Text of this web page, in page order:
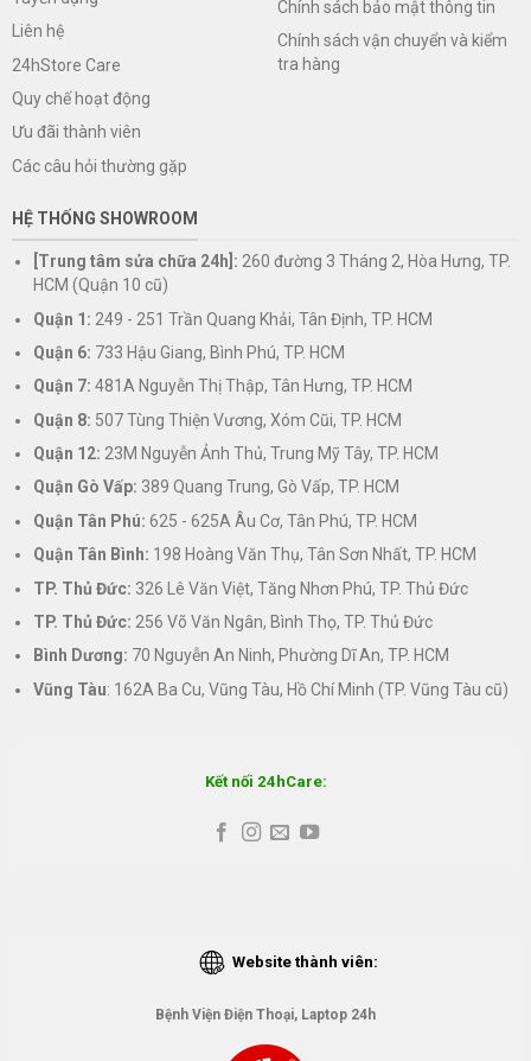
Liên hệ
24hStore Care
Quy chế hoạt động
Ưu đãi thành viên
Các câu hỏi thường gặp
Chính sách bảo mật thông tin
Chính sách vận chuyển và kiểm
tra hàng
HỆ THỐNG SHOWROOM
[Trung tâm sửa chữa 24h]: 260 đường 3 Tháng 2, Hòa Hưng, TP.
HCM (Quận 10 cũ)
Quận 1: 249 - 251 Trần Quang Khải, Tân Định, TP. HCM
Quận 6: 733 Hậu Giang, Bình Phú, TP. HCM
Quận 7: 481A Nguyễn Thị Thập, Tân Hưng, TP. HCM
Quận 8: 507 Tùng Thiện Vương, Xóm Cũi, TP. HCM
Quận 12: 23M Nguyễn Ảnh Thủ, Trung Mỹ Tây, TP. HCM
Quận Gò Vấp: 389 Quang Trung, Gò Vấp, TP. HCM
Quận Tân Phú: 625 - 625A Âu Cơ, Tân Phú, TP. HCM
Quận Tân Bình: 198 Hoàng Văn Thụ, Tân Sơn Nhất, TP. HCM
TP. Thủ Đức: 326 Lê Văn Việt, Tăng Nhơn Phú, TP. Thủ Đức
TP. Thủ Đức: 256 Võ Văn Ngân, Bình Thọ, TP. Thủ Đức
Bình Dương: 70 Nguyễn An Ninh, Phường Dĩ An, TP. HCM
Vũng Tàu: 162A Ba Cu, Vũng Tàu, Hồ Chí Minh (TP. Vũng Tàu cũ)
Kết nối 24hCare:
Website thành viên:
Bệnh Viện Điện Thoại, Laptop 24h